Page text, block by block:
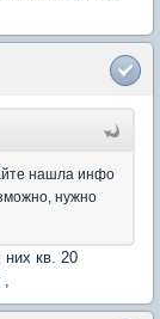
нашла инфо
нужно
них кв. 20
,